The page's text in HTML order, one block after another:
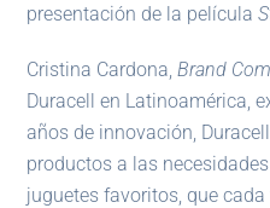
presentación de la película
Cristina Cardona,Brand
Duracell en Latinoamérica,
años de innovación,
productos a las
juguetes favoritos, que